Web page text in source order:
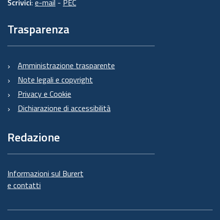
Scrivici: e-mail - PEC
Trasparenza
Amministrazione trasparente
Note legali e copyright
Privacy e Cookie
Dichiarazione di accessibilità
Redazione
Informazioni sul Burert
e contatti